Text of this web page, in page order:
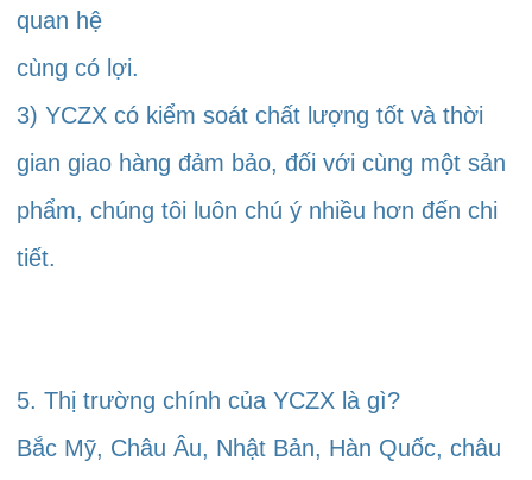
quan hệ
cùng có lợi.
3) YCZX có kiểm soát chất lượng tốt và thời
gian giao hàng đảm bảo, đối với cùng một sản
phẩm, chúng tôi luôn chú ý nhiều hơn đến chi
tiết.
5. Thị trường chính của YCZX là gì?
Bắc Mỹ, Châu Âu, Nhật Bản, Hàn Quốc, châu